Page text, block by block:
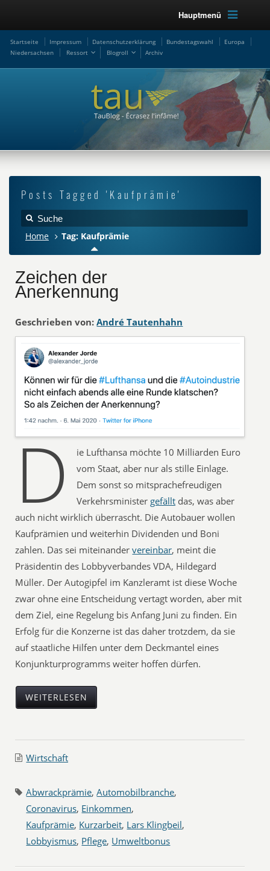
Hauptmenü
Startseite Impressum Datenschutzerklärung Bundestagswahl
Europa
Niedersachsen
Ressort Blogroll Archiv
Posts Tagged 'Kaufprämie'
Home Tag: Kaufprämie
Zeichen der
Anerkennung
Geschrieben von: André Tautenhahn
D
ie Lufthansa möchte 10 Milliarden Euro
vom Staat, aber nur als stille Einlage.
Dem sonst so mitsprachefreudigen
Verkehrsminister gefällt das, was aber
auch nicht wirklich überrascht. Die Autobauer wollen
Kaufprämien und weiterhin Dividenden und Boni
zahlen. Das sei miteinandervereinbar, meint die
Präsidentin des Lobbyverbandes VDA, Hildegard
Müller. Der Autogipfel im Kanzleramt ist diese Woche
zwar ohne eine Entscheidung vertagt worden, aber mit
dem Ziel, eine Regelung bis Anfang Juni zu finden. Ein
Erfolg für die Konzerne ist das daher trotzdem, da sie
auf staatliche Hilfen unter dem Deckmantel eines
Konjunkturprogramms weiter hoffen dürfen.
WEITERLESEN
Wirtschaft
Abwrackprämie,Automobilbranche,
Coronavirus, Einkommen,
Kaufprämie, Kurzarbeit, Lars Klingbeil,
Lobbyismus, Pflege, Umweltbonus